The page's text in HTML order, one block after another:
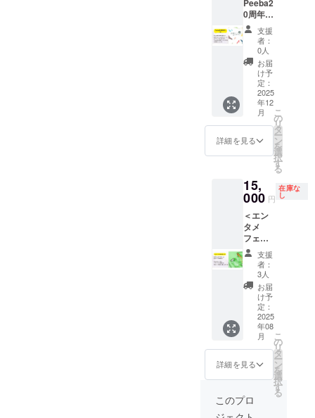
禁止事
項に違
反する
方は強
制退席
になる
ことも
ありま
援者用
の受付
窓口で
支援画
面と支
援者名
をご提
示くだ
さい ・
支援者
本人以
ケット
利用は
い ・イ
ベント
中のマ
ナーや
禁止事
項に違
反する
方は強
制退席
になる
ことも
ありま
ング支
援者用
の受付
窓口で
支援画
面と支
援者名
をご提
示くだ
さい ・
支援者
外のチ
ケット
くださ
い ・イ
ベント
中のマ
ナーや
禁止事
項に違
反する
方は強
制退席
になる
ことも
ありま
る方は
運営ま
でご連
絡くだ
さい。
■ 注意
事項 ・
Peeba
FESの
第一部
「エン
タメ
フェ
せん
（別の
トをご
購入く
ださ
い） ・
Peeba
FESの
第二部
「アイ
ドル
フェ
ス」に
は参加
せん
（別の
トをご
購入く
日〜8月
23日）
▼
Peeba2
0th記念
冊子に
ついて
・発
刊 ：
2025年
12月
（予
定） ・
サイ
ズ：A5
数 ：
36ペー
ジ程度
（予
定） ・
製
本 ：
中綴じ
製本 ※
内容や
装丁は
一部変
更にな
る可能
性もあ
ります
※ 発刊
鳥取県
内でフ
応援
メッ
セージ
（128字
以内/句
読点含
む） ・
支援者
（ボー
ドに掲
載する
支援
名）
ボード
には
「A3サ
イズ」
で掲載
しま
す。
メッ
セージ
の文字
数が多
くなる
と文字
サイズ
も小さ
くなる
ことを
ご留意
くださ
い。 ・
掲示場
きる権
利 ・お
礼の
メール
▼ エー
ルボー
ド掲示
につい
て 以下
の情報
を「備
考欄」
にご記
入くだ
宛名
（推し
の出演
者な
ど） ・
応援
メッ
セージ
（128字
以内/句
読点含
む） ・
支援者
（ボー
ドに掲
載する
支援
名）
エール
ボード
a20th記
念冊
子」に
エール
内容掲
載 ・
「Peeb
a20th記
念冊
子」10
冊 ・
a20th記
念冊
特集記
事1P分
の対象
者を指
名でき
る権利
・お礼
のメー
エール
ボード
掲示に
ついて
以下の
情報を
「備考
欄」に
ご記入
くださ
い ・宛
名（推
しの出
ること
ができ
る権利
（掲載
指名
権）が
ついて
いま
す。 ※
指名＝
応援
セージ
の宛先
なりま
す。 ＜
リター
ン内容
＞ ・応
援メッ
セージ
のエー
ルボー
ド掲載
（拡大
版） ・
「Peeb
a20th記
念冊
子」に
エール
内容掲
載 ・
「Peeb
a20th記
念冊
いて ・
花をお
選びい
ただく
ことは
できま
せん
（主催
者側で
用意し
ます）
場所：
イベン
ぎん文
化会館
小ホー
ル）の
受付又
は入口
付近 ・
設置期
間：
Peeba
FES当
日（8月
22日〜8
月23
日） ▼
載に関
して ・
れる”ス
タンド
さんの
力で会
場を
彩って
もらえ
ると嬉
しいで
す！ ＜
リター
ン内容
＞ ・ス
花に支
援者名
独） ・
「Peeb
a20th記
念冊
子」1冊
・お礼
のメー
タンド
花につ
いて ・
花をお
選びい
ただく
ことは
せん
（主催
用意し
ます）
「Peeb
a20th記
念冊
子」1冊
・お礼
のメー
前掲載
に関し
て ・希
望され
る”冊子
へ掲載
欄」に
ご記入
い（10
文字以
内） ※
掲載を
希望さ
れない
場合は
「な
し」と
記載く
ださい
・掲載
文字の
み（ロ
ナーの
掲載は
a20th記
念冊
子」に
お名前
を掲載
させて
いただ
きま
す。 ＜
リター
ン内容
＞ ・
「Peeb
a20th記
名前掲
載
（中）
・
「Peeb
a20th記
念冊
子」3冊
・お礼
のメー
前掲載
に関し
て ・希
望され
る”冊子
へ掲載
「備考
Peeba2
0周年祝
い - 松
】
Peeba
創刊20
周年を
記念し
たお祝
いをし
たい人
向けの
リター
ンで
す。
12月頃
に発刊
予定の
「Peeb
a20th記
念冊
子」の
1/4P枠
に広告
掲載い
ただけ
ます。
＜リ
ターン
内容＞
・
「Peeb
a20th記
子」広
告掲載
支援
者：
0人
お届
け予
定：
2025
年12
月
詳細を見る
こ
の
リ
タ
ー
ン
を
選
択
す
る
15,
000 円
在庫な
し
＜エン
タメ
フェス
演者に
差し入
れ＞楽
屋弁当
と飲み
物を皆
さんで
用意す
る【 出
演者応
援 】
Peeba
FESの1
日目の
エンタ
支援
者：
3人
お届
け予
定：
2025
年08
月
詳細を見る
こ
の
リ
タ
ー
ン
を
選
択
す
る
このプロ